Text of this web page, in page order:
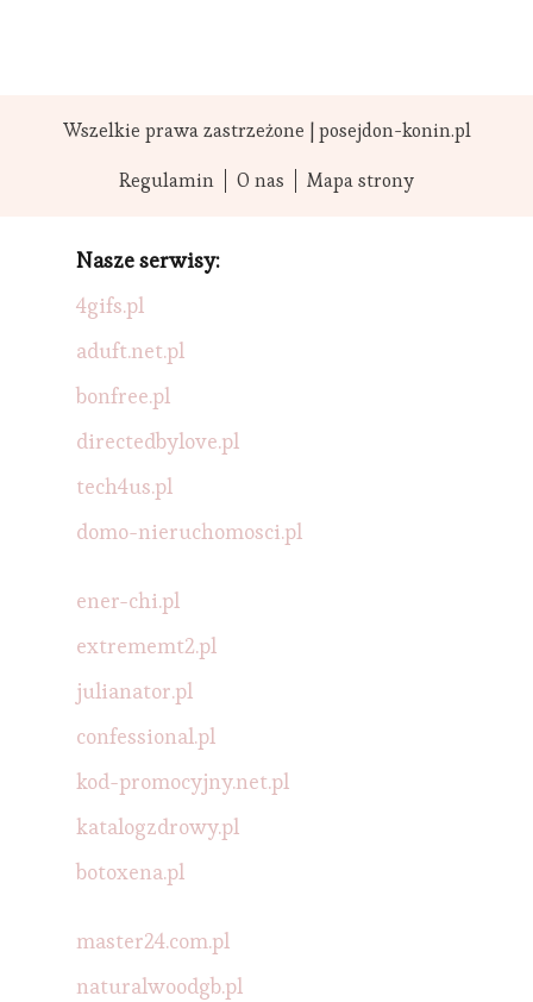
Wszelkie prawa zastrzeżone | posejdon-konin.pl
Regulamin
O nas Mapa strony
Nasze serwisy:
4gifs.pl
aduft.net.pl
bonfree.pl
directedbylove.pl
tech4us.pl
domo-nieruchomosci.pl
ener-chi.pl
extrememt2.pl
julianator.pl
confessional.pl
kod-promocyjny.net.pl
katalogzdrowy.pl
botoxena.pl
master24.com.pl
naturalwoodgb.pl